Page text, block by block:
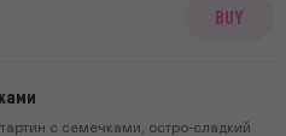
отдельности или вместе на булочке
BUY
с семечками, остро-сладкий